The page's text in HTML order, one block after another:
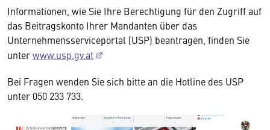
Informationen, wie Sie Ihre Berechtigung für den Zugriff auf
das Beitragskonto Ihrer Mandanten über das
Unternehmensserviceportal (USP) beantragen, finden Sie
unterwww.usp.gv.at
Bei Fragen wenden Sie sich bitte an die Hotline des USP
unter 050 233 733.